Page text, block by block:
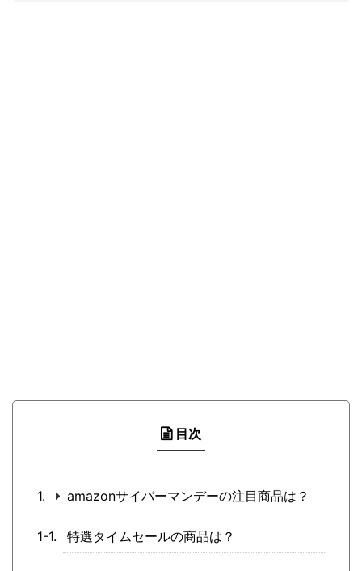
目次
amazonサイバーマンデーの注目商品は？
特選タイムセールの商品は？